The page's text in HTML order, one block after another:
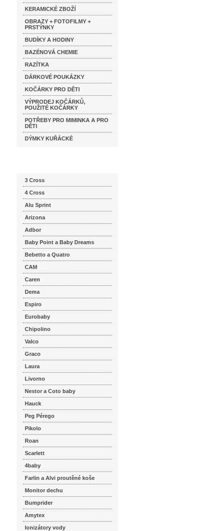
KERAMICKÉ ZBOŽÍ
OBRAZY + FOTOFILMY +
PRSTÝNKY
BUDÍKY A HODINY
BAZÉNOVÁ CHEMIE
RAZÍTKA
DÁRKOVÉ POUKÁZKY
KOČÁRKY PRO DĚTI
VÝPRODEJ KOČÁRKŮ,
POUŽITÉ KOČÁRKY
POTŘEBY PRO MIMINKA A PRO
DĚTI
DÝMKY KUŘÁCKÉ
3 Cross
4 Cross
Alu Sprint
Arizona
Adbor
Baby Point a Baby Dreams
Bebetto a Quatro
CAM
Caren
Dema
Espiro
Eurobaby
Chipolino
Valco
Graco
Laura
Livorno
Nestor a Coto baby
Hauck
Peg Pérego
Pikolo
Roan
Scarlett
4baby
Farlin a Alvi proutěné koše
Monitor dechu
Bumprider
Amytex
Ionizátory vody